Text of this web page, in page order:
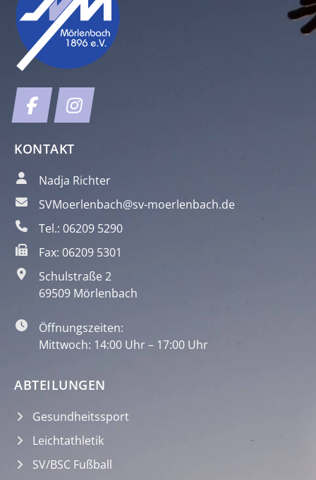
KONTAKT
Nadja Richter
SVMoerlenbach@sv-moerlenbach.de
Tel.: 06209 5290
Fax: 06209 5301
Schulstraße 2
69509 Mörlenbach
Öffnungszeiten:
Mittwoch: 14:00 Uhr – 17:00 Uhr
ABTEILUNGEN
Gesundheitssport
Leichtathletik
SV/BSC Fußball